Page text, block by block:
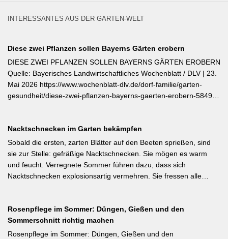
INTERESSANTES AUS DER GARTEN-WELT
Diese zwei Pflanzen sollen Bayerns Gärten erobern
DIESE ZWEI PFLANZEN SOLLEN BAYERNS GÄRTEN EROBERN
Quelle: Bayerisches Landwirtschaftliches Wochenblatt / DLV | 23.
Mai 2026 https://www.wochenblatt-dlv.de/dorf-familie/garten-
gesundheit/diese-zwei-pflanzen-bayerns-gaerten-erobern-584991
gemusterten Blüten, die ohne Ausputzen von Frühsommer bis
Herbst reich blüht und sich hervorragend für Balkonkästen und
Ampeln eignet. Die Bayerische Genusspflanze des Jahres 2026
ist die Erdbeere ‚Lilly Waldberry‘, die durch ihr intensiv
waldbeererinnerndes Aroma überzeugt und ab Juni durchgehend
bayerische Gärtnereien erhältlich. Wer auf regional empfohlene
Pflanzen setzen möchte, liegt mit diesen beiden Sorten für Balkon
und Nutzgarten genau richtig.
Nacktschnecken im Garten bekämpfen
Sobald die ersten, zarten Blätter auf den Beeten sprießen, sind
sie zur Stelle: gefräßige Nacktschnecken. Sie mögen es warm
und feucht. Verregnete Sommer führen dazu, dass sich
Nacktschnecken explosionsartig vermehren. Sie fressen alle
hier. Weiterlesen bei MDR-Garten
Rosenpflege im Sommer: Düngen, Gießen und den
Sommerschnitt richtig machen
Rosenpflege im Sommer: Düngen, Gießen und den